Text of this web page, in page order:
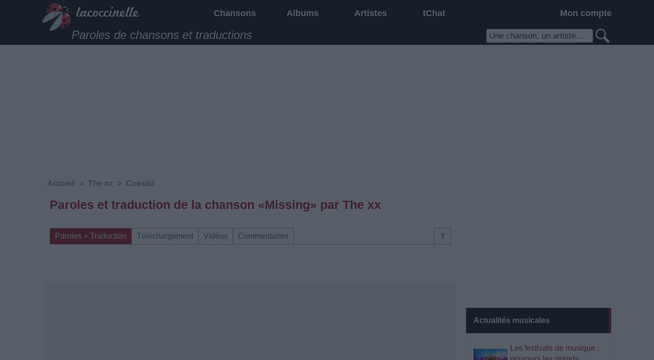
Chansons Albums Artistes tChat Mon compte
Paroles de chansons et traductions
Actualités musicales
Les festivals de musique :
Accueil > The xx > Coexist
Paroles et traduction de la chanson «Missing» par The xx
⇑
Paroles + Traduction Téléchargement Vidéos Commentaires